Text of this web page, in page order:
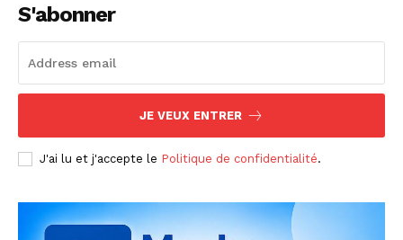
S'abonner
JE VEUX ENTRER
J'ai lu et j'accepte le Politique de confidentialité.